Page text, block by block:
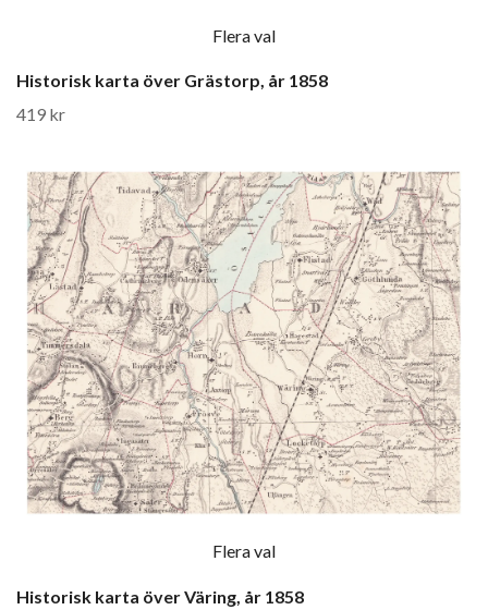
Flera val
Historisk karta över Grästorp, år 1858
419 kr
Flera val
Historisk karta över Väring, år 1858